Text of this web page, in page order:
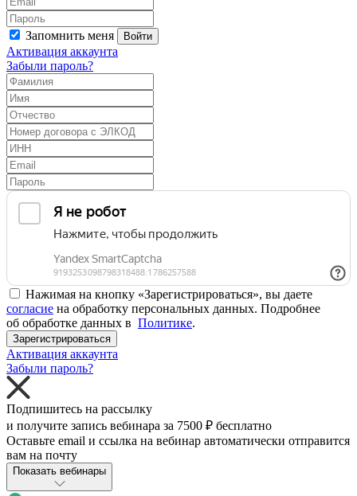
Запомнить меня Войти
Активация аккаунта
Забыли пароль?
Нажимая на кнопку «Зарегистрироваться», вы даете
согласие на обработку персональных данных. Подробнее
об обработке данных в Политике.
Зарегистрироваться
Активация аккаунта
Забыли пароль?
Подпишитесь на рассылку
и получите запись вебинара за 7500 ₽ бесплатно
Оставьте email и ссылка на вебинар автоматически отправится
вам на почту
Показать вебинары